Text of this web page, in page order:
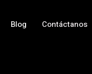
Blog Contáctanos